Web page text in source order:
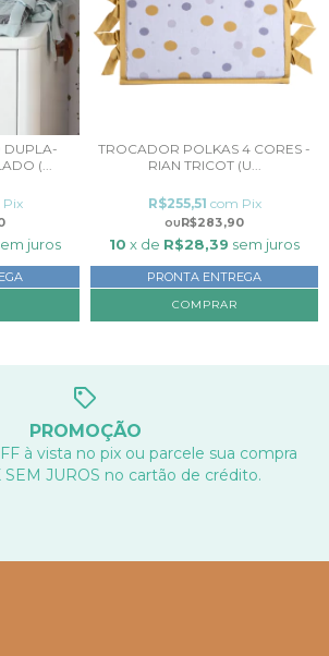
DUPLA-
(...
Pix
juros
TROCADOR POLKAS 4 CORES -
RIAN TRICOT (U...
R$283,90
R$255,51 com Pix
10 x de R$28,39 sem juros
PRONTA ENTREGA
COMPRAR
PROMOÇÃO
à vista no pix ou parcele sua compra
SEM JUROS no cartão de crédito.